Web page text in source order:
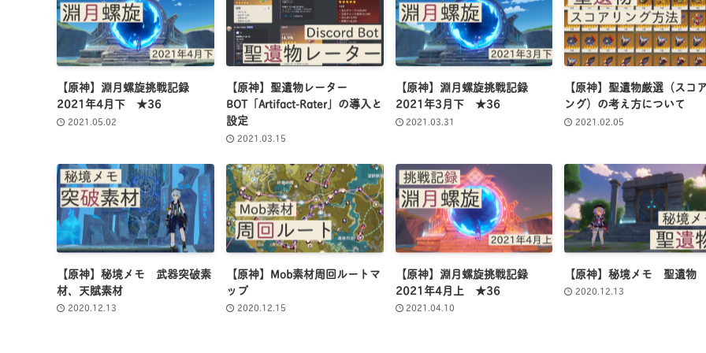
【原神】淵月螺旋挑戦記録
2021年4月下 ★36
2021.05.02
【原神】聖遺物レーター
BOT「Artifact-Rater」の導入と
設定
2021.03.15
【原神】淵月螺旋挑戦記録
2021年3月下 ★36
2021.03.31
【原神】聖遺物厳選（スコ
ング）の考え方について
2021.02.05
【原神】秘境メモ 武器突破素
材、天賦素材
2020.12.13
【原神】Mob素材周回ルートマ
ップ
2020.12.15
【原神】淵月螺旋挑戦記録
2021年4月上 ★36
2021.04.10
【原神】秘境メモ 聖遺物
2020.12.13